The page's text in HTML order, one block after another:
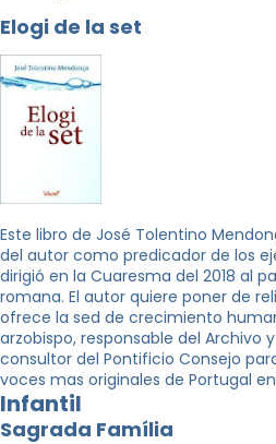
Elogi de la set
Este libro de José Tolentino
del autor como predicador de los
dirigió en la Cuaresma del 2018 al
romana. El autor quiere poner de
ofrece la sed de crecimiento
arzobispo, responsable del Archivo
consultor del Pontificio Consejo
voces mas originales de Portugal
Infantil
Sagrada Família